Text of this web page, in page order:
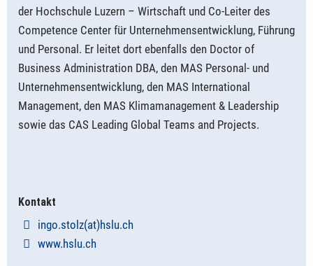
der Hochschule Luzern – Wirtschaft und Co-Leiter des
Competence Center für Unternehmensentwicklung, Führung
und Personal. Er leitet dort ebenfalls den Doctor of
Business Administration DBA, den MAS Personal- und
Unternehmensentwicklung, den MAS International
Management, den MAS Klimamanagement & Leadership
sowie das CAS Leading Global Teams and Projects.
Kontakt
ingo.stolz(at)hslu.ch
www.hslu.ch